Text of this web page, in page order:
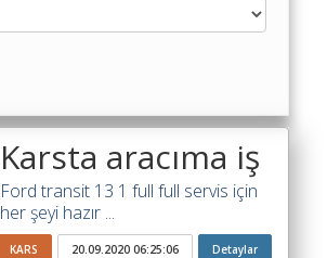
Karsta aracıma iş
Ford transit 13 1 full full servis için
her şeyi hazır ...
KARS 20.09.2020 06:25:06 Detaylar